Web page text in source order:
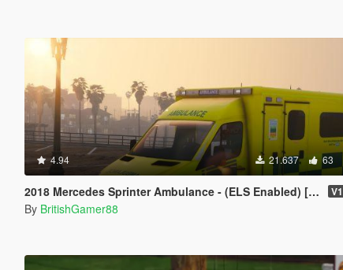
4.94 21.637 63
2018 Mercedes Sprinter Ambulance - (ELS Enabled) [Replace | ELS] V1
By BritishGamer88